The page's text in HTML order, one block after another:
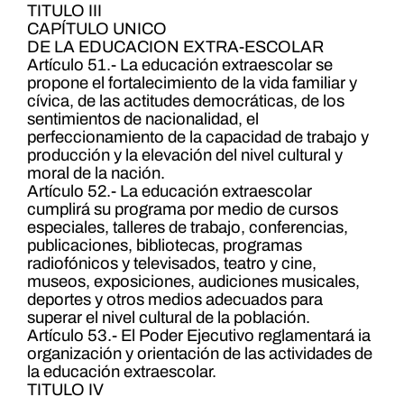
TITULO III
CAPÍTULO UNICO
DE LA EDUCACION EXTRA-ESCOLAR
Artículo 51.- La educación extraescolar se
propone el fortalecimiento de la vida familiar y
cívica, de las actitudes democráticas, de los
sentimientos de nacionalidad, el
perfeccionamiento de la capacidad de trabajo y
producción y la elevación del nivel cultural y
moral de la nación.
Artículo 52.- La educación extraescolar
cumplirá su programa por medio de cursos
especiales, talleres de trabajo, conferencias,
publicaciones, bibliotecas, programas
radiofónicos y televisados, teatro y cine,
museos, exposiciones, audiciones musicales,
deportes y otros medios adecuados para
superar el nivel cultural de la población.
Artículo 53.- El Poder Ejecutivo reglamentará ia
organización y orientación de las actividades de
la educación extraescolar.
TITULO IV